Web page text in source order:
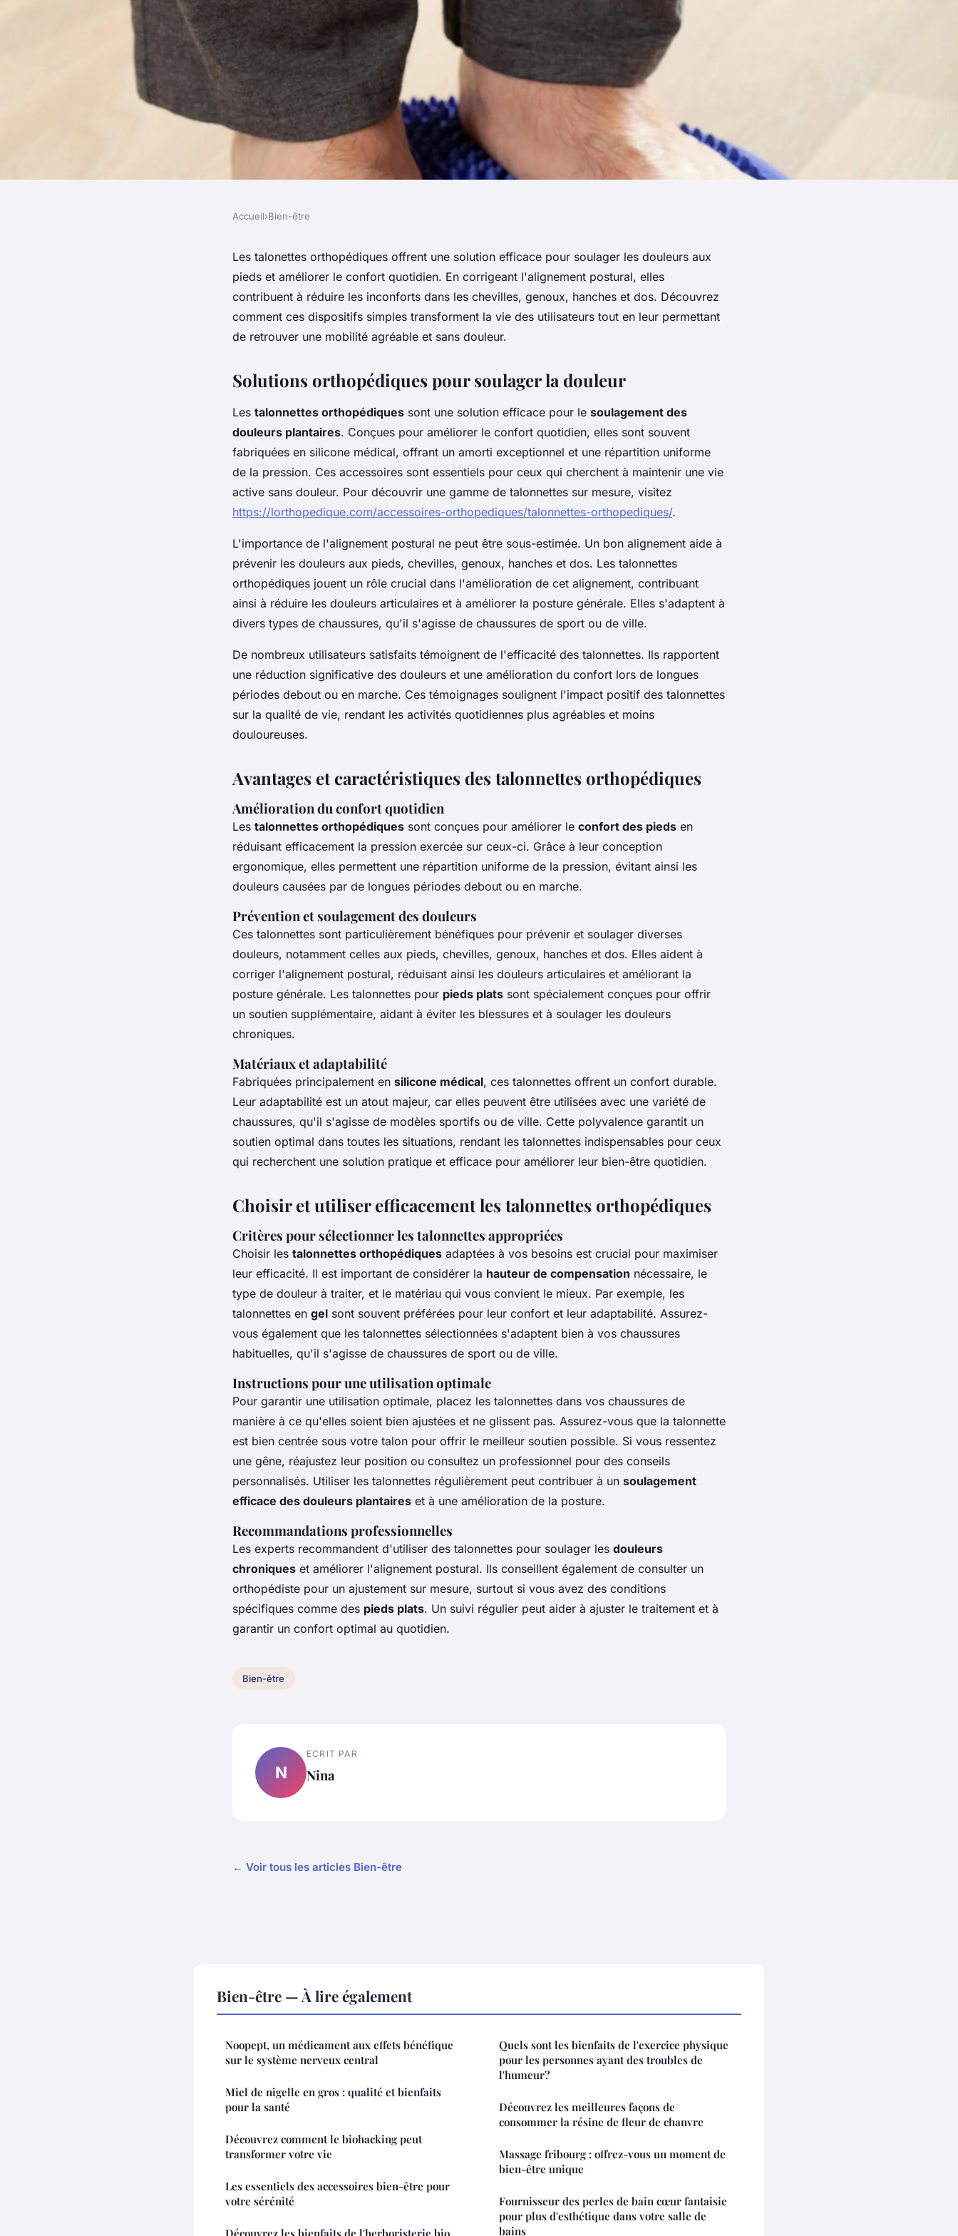
Soulagez vos douleurs avec les
talonettes orthopédiques
Accueil›Bien-être
Les talonettes orthopédiques offrent une solution efficace pour soulager les douleurs aux
pieds et améliorer le confort quotidien. En corrigeant l'alignement postural, elles
contribuent à réduire les inconforts dans les chevilles, genoux, hanches et dos. Découvrez
comment ces dispositifs simples transforment la vie des utilisateurs tout en leur permettant
de retrouver une mobilité agréable et sans douleur.
Solutions orthopédiques pour soulager la douleur
Les talonnettes orthopédiques sont une solution efficace pour le soulagement des
douleurs plantaires. Conçues pour améliorer le confort quotidien, elles sont souvent
fabriquées en silicone médical, offrant un amorti exceptionnel et une répartition uniforme
de la pression. Ces accessoires sont essentiels pour ceux qui cherchent à maintenir une vie
active sans douleur. Pour découvrir une gamme de talonnettes sur mesure, visitez
https://lorthopedique.com/accessoires-orthopediques/talonnettes-orthopediques/.
L'importance de l'alignement postural ne peut être sous-estimée. Un bon alignement aide à
prévenir les douleurs aux pieds, chevilles, genoux, hanches et dos. Les talonnettes
orthopédiques jouent un rôle crucial dans l'amélioration de cet alignement, contribuant
ainsi à réduire les douleurs articulaires et à améliorer la posture générale. Elles s'adaptent à
divers types de chaussures, qu'il s'agisse de chaussures de sport ou de ville.
De nombreux utilisateurs satisfaits témoignent de l'efficacité des talonnettes. Ils rapportent
une réduction significative des douleurs et une amélioration du confort lors de longues
périodes debout ou en marche. Ces témoignages soulignent l'impact positif des talonnettes
sur la qualité de vie, rendant les activités quotidiennes plus agréables et moins
douloureuses.
Avantages et caractéristiques des talonnettes orthopédiques
Amélioration du confort quotidien
Les talonnettes orthopédiques sont conçues pour améliorer le confort des pieds en
réduisant efficacement la pression exercée sur ceux-ci. Grâce à leur conception
ergonomique, elles permettent une répartition uniforme de la pression, évitant ainsi les
douleurs causées par de longues périodes debout ou en marche.
Prévention et soulagement des douleurs
Ces talonnettes sont particulièrement bénéfiques pour prévenir et soulager diverses
douleurs, notamment celles aux pieds, chevilles, genoux, hanches et dos. Elles aident à
corriger l'alignement postural, réduisant ainsi les douleurs articulaires et améliorant la
posture générale. Les talonnettes pour pieds plats sont spécialement conçues pour offrir
un soutien supplémentaire, aidant à éviter les blessures et à soulager les douleurs
chroniques.
Matériaux et adaptabilité
Fabriquées principalement en silicone médical, ces talonnettes offrent un confort durable.
Leur adaptabilité est un atout majeur, car elles peuvent être utilisées avec une variété de
chaussures, qu'il s'agisse de modèles sportifs ou de ville. Cette polyvalence garantit un
soutien optimal dans toutes les situations, rendant les talonnettes indispensables pour ceux
qui recherchent une solution pratique et efficace pour améliorer leur bien-être quotidien.
Choisir et utiliser efficacement les talonnettes orthopédiques
Critères pour sélectionner les talonnettes appropriées
Choisir les talonnettes orthopédiques adaptées à vos besoins est crucial pour maximiser
leur efficacité. Il est important de considérer la hauteur de compensation nécessaire, le
type de douleur à traiter, et le matériau qui vous convient le mieux. Par exemple, les
talonnettes en gel sont souvent préférées pour leur confort et leur adaptabilité. Assurez-
vous également que les talonnettes sélectionnées s'adaptent bien à vos chaussures
habituelles, qu'il s'agisse de chaussures de sport ou de ville.
Instructions pour une utilisation optimale
Pour garantir une utilisation optimale, placez les talonnettes dans vos chaussures de
manière à ce qu'elles soient bien ajustées et ne glissent pas. Assurez-vous que la talonnette
est bien centrée sous votre talon pour offrir le meilleur soutien possible. Si vous ressentez
une gêne, réajustez leur position ou consultez un professionnel pour des conseils
personnalisés. Utiliser les talonnettes régulièrement peut contribuer à un soulagement
efficace des douleurs plantaires et à une amélioration de la posture.
Recommandations professionnelles
Les experts recommandent d'utiliser des talonnettes pour soulager les douleurs
chroniques et améliorer l'alignement postural. Ils conseillent également de consulter un
orthopédiste pour un ajustement sur mesure, surtout si vous avez des conditions
spécifiques comme des pieds plats. Un suivi régulier peut aider à ajuster le traitement et à
garantir un confort optimal au quotidien.
Bien-être
N
ECRIT PAR
Nina
← Voir tous les articles Bien-être
Bien-être — À lire également
Noopept, un médicament aux effets bénéfique
sur le système nerveux central
Miel de nigelle en gros : qualité et bienfaits
pour la santé
Découvrez comment le biohacking peut
transformer votre vie
Les essentiels des accessoires bien-être pour
votre sérénité
Découvrez les bienfaits de l'herboristerie bio
Quels sont les bienfaits de l'exercice physique
pour les personnes ayant des troubles de
l'humeur?
Découvrez les meilleures façons de
consommer la résine de fleur de chanvre
Massage fribourg : offrez-vous un moment de
bien-être unique
Fournisseur des perles de bain cœur fantaisie
pour plus d'esthétique dans votre salle de
bains